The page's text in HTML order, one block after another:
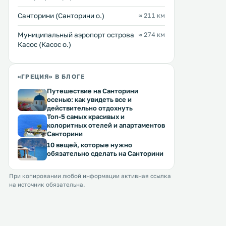
Санторини (Санторини о.) ≈ 211 км
Муниципальный аэропорт острова
Касос (Касос о.)
≈ 274 км
«ГРЕЦИЯ» В БЛОГЕ
Путешествие на Санторини
осенью: как увидеть все и
действительно отдохнуть
Топ-5 самых красивых и
колоритных отелей и апартаментов
Санторини
10 вещей, которые нужно
обязательно сделать на Санторини
При копировании любой информации активная ссылка
на источник обязательна.